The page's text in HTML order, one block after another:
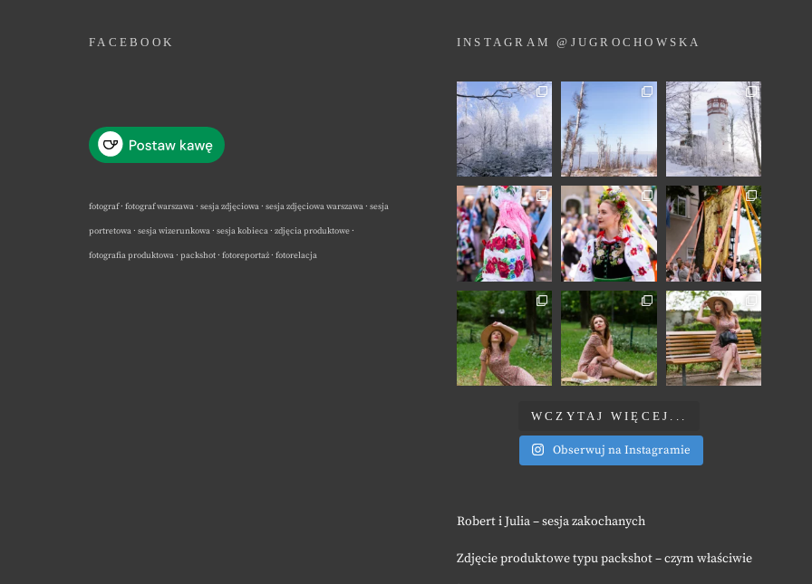
FACEBOOK
fotograf · fotograf warszawa · sesja zdjęciowa · sesja zdjęciowa warszawa · sesja
portretowa · sesja wizerunkowa · sesja kobieca · zdjęcia produktowe ·
fotografia produktowa · packshot · fotoreportaż · fotorelacja
INSTAGRAM @JUGROCHOWSKA
WCZYTAJ WIĘCEJ...
Obserwuj na Instagramie
Robert i Julia – sesja zakochanych
Zdjęcie produktowe typu packshot – czym właściwie